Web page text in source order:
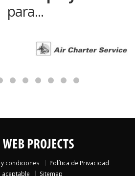
para...
condiciones
Política de Privacidad
aceptable
Sitemap